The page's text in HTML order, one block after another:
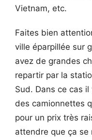
Vietnam, etc.
Faites bien
ville éparpillée sur
avez de grandes
repartir par la
Sud. Dans ce cas
des camionnettes
pour un prix très
attendre que ça se